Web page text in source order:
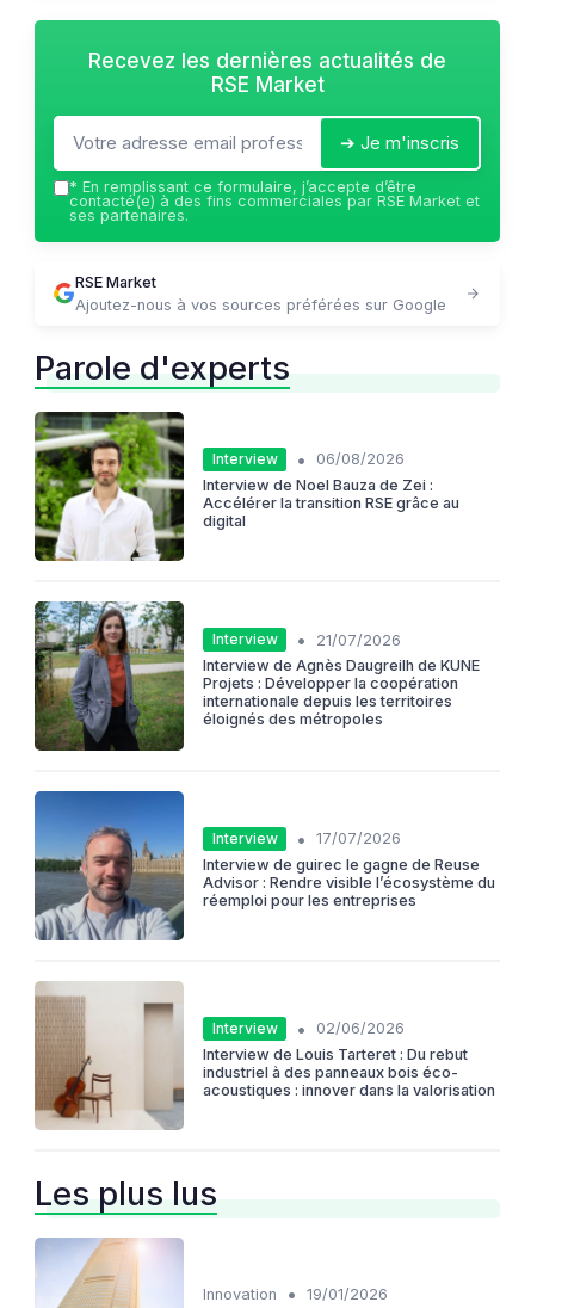
Recevez les dernières actualités de
RSE Market
➔ Je m'inscris
* En remplissant ce formulaire, j’accepte d’être
contacté(e) à des fins commerciales par RSE Market et
ses partenaires.
RSE Market
Ajoutez-nous à vos sources préférées sur Google
Parole d'experts
Interview •
06/08/2026
Interview de Noel Bauza de Zei :
Accélérer la transition RSE grâce au
digital
Interview •
21/07/2026
Interview de Agnès Daugreilh de KUNE
Projets : Développer la coopération
internationale depuis les territoires
éloignés des métropoles
Interview •
17/07/2026
Interview de guirec le gagne de Reuse
Advisor : Rendre visible l’écosystème du
réemploi pour les entreprises
Interview •
02/06/2026
Interview de Louis Tarteret : Du rebut
industriel à des panneaux bois éco-
acoustiques : innover dans la valorisation
Les plus lus
Innovation •
19/01/2026